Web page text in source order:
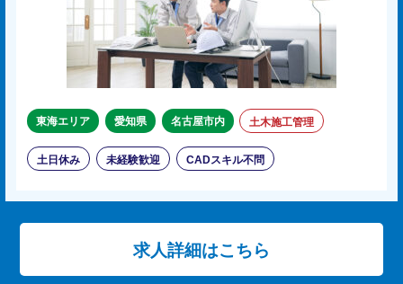
東海エリア 愛知県 名古屋市内 土木施工管理
土日休み 未経験歓迎 CADスキル不問
求人詳細はこちら